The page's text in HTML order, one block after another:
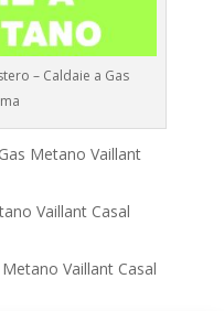
– Caldaie a Gas
Metano Vaillant
Vaillant Casal
Vaillant Casal